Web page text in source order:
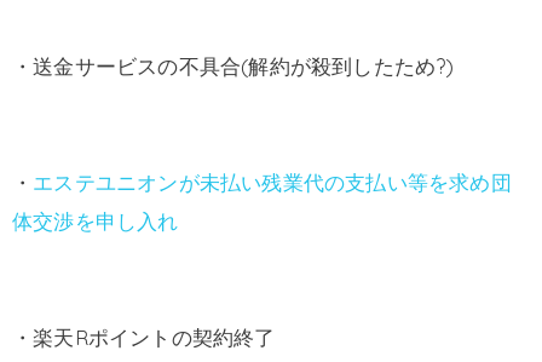
・送金サービスの不具合(解約が殺到したため?)
・ エステユニオンが未払い残業代の支払い等を求め団
体交渉を申し入れ
・楽天Rポイントの契約終了